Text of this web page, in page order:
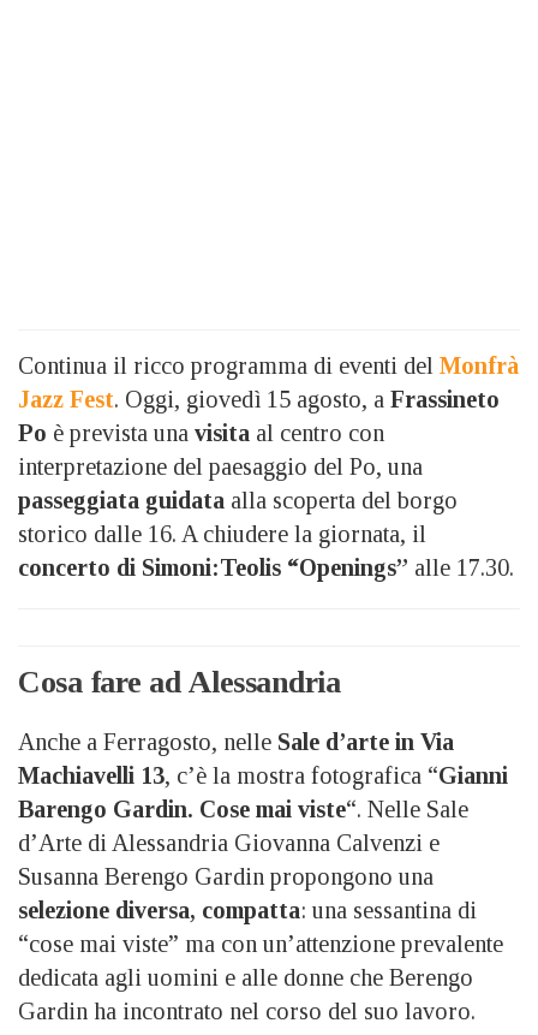
Continua il ricco programma di eventi del Monfrà
Jazz Fest. Oggi, giovedì 15 agosto, a Frassineto
Po è prevista una visita al centro con
interpretazione del paesaggio del Po, una
passeggiata guidata alla scoperta del borgo
storico dalle 16. A chiudere la giornata, il
concerto di Simoni:Teolis “Openings” alle 17.30.
Cosa fare ad Alessandria
Anche a Ferragosto, nelle Sale d’arte in Via
Machiavelli 13, c’è la mostra fotografica “Gianni
Barengo Gardin. Cose mai viste“. Nelle Sale
d’Arte di Alessandria Giovanna Calvenzi e
Susanna Berengo Gardin propongono una
selezione diversa, compatta: una sessantina di
“cose mai viste” ma con un’attenzione prevalente
dedicata agli uomini e alle donne che Berengo
Gardin ha incontrato nel corso del suo lavoro.